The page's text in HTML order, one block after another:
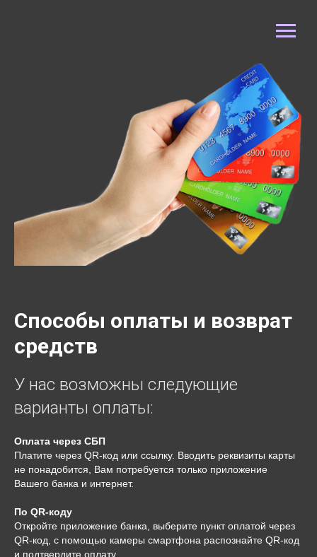
Способы оплаты и возврат
средств
У нас возможны следующие
варианты оплаты:
Оплата через СБП
Платите через QR-код или ссылку. Вводить реквизиты карты
не понадобится, Вам потребуется только приложение
Вашего банка и интернет.
По QR-коду
Откройте приложение банка, выберите пункт оплатой через
QR-код, с помощью камеры смартфона распознайте QR-код
и подтвердите оплату.